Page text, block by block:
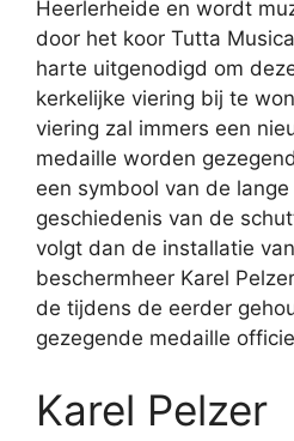
Heerlerheide en wordt
door het koor Tutta
harte uitgenodigd om
kerkelijke viering bij te
viering zal immers een
medaille worden
een symbool van de
geschiedenis van de
volgt dan de installatie
beschermheer Karel
de tijdens de eerder
gezegende medaille
Karel Pelzer